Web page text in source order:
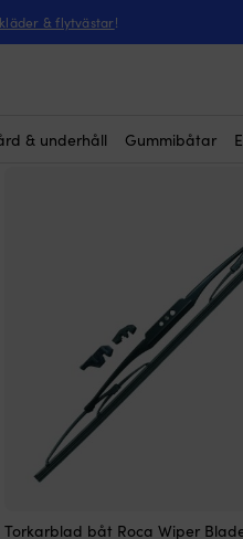
& flytvästar!
& underhåll Gummibåtar
Torkarblad båt Roca Wiper